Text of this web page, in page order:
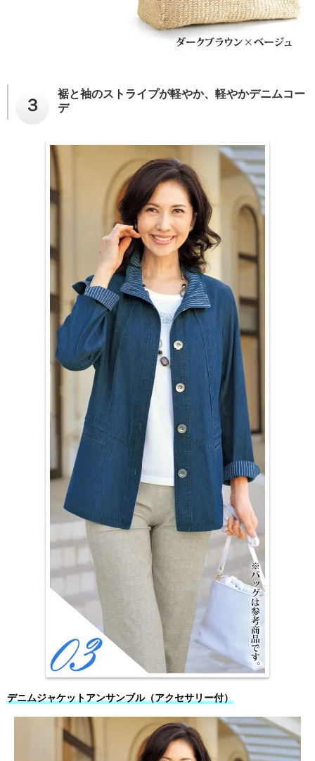
３
裾と袖のストライプが軽やか、軽やかデニムコー
デ
デニムジャケットアンサンブル（アクセサリー付）